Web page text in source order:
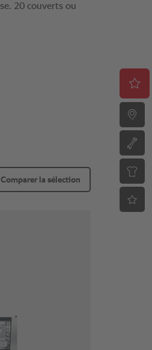
Comparer la sélection